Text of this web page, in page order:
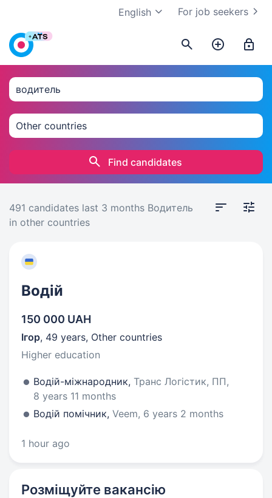
For job seekers
English
Find candidates
491 candidates last 3 months Водитель
in other countries
Водій
150 000 UAH
Ігор, 49 years, Other countries
Higher education
Водій-міжнародник, Транс Логістик, ПП,
8 years 11 months
Водій помічник, Veem, 6 years 2 months
1 hour ago
Розміщуйте вакансію